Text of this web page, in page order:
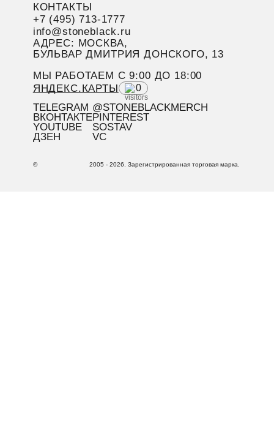
КОНТАКТЫ
+7 (495) 713-1777
info@stoneblack.ru
АДРЕС: МОСКВА,
БУЛЬВАР ДМИТРИЯ ДОНСКОГО, 13
МЫ РАБОТАЕМ C 9:00 ДО 18:00
ЯНДЕКС.КАРТЫ
0
TELEGRAM
ВКОНТАКТЕ
YOUTUBE
ДЗЕН
@STONEBLACKMERCH
PINTEREST
SOSTAV
VC
© 2005 - 2026. Зарегистрированная торговая марка.